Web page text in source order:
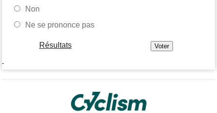
Non
Ne se prononce pas
Résultats
-